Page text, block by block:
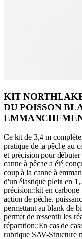
KIT
DU POISSON
Ce kit de 3,4 m
pratique de la pêche au
et précision pour
canne à pêche a été
coup à la canne à
d'un élastique plein en
précision::kit en carbone
action de pêche.
permettant au blank de
permet de ressentir les
réparation::En cas de
rubrique SAV-Structure